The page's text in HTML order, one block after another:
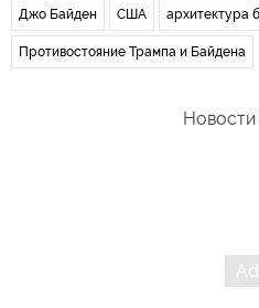
Джо Байден США архитектура
Противостояние Трампа и Байдена